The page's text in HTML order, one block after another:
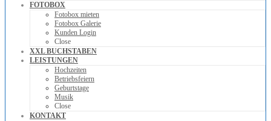
FOTOBOX
Fotobox mieten
Fotobox Galerie
Kunden Login
Close
XXL BUCHSTABEN
LEISTUNGEN
Hochzeiten
Betriebsfeiern
Geburtstage
Musik
Close
KONTAKT